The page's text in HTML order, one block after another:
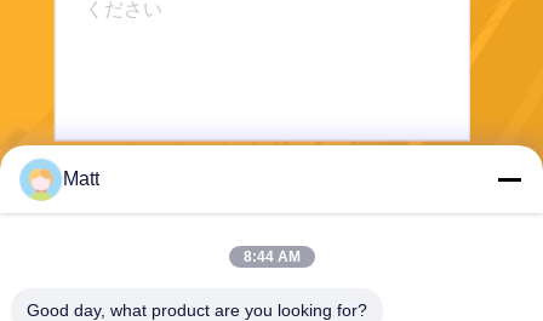
Matt
8:44 AM
Good day, what product are you looking for?